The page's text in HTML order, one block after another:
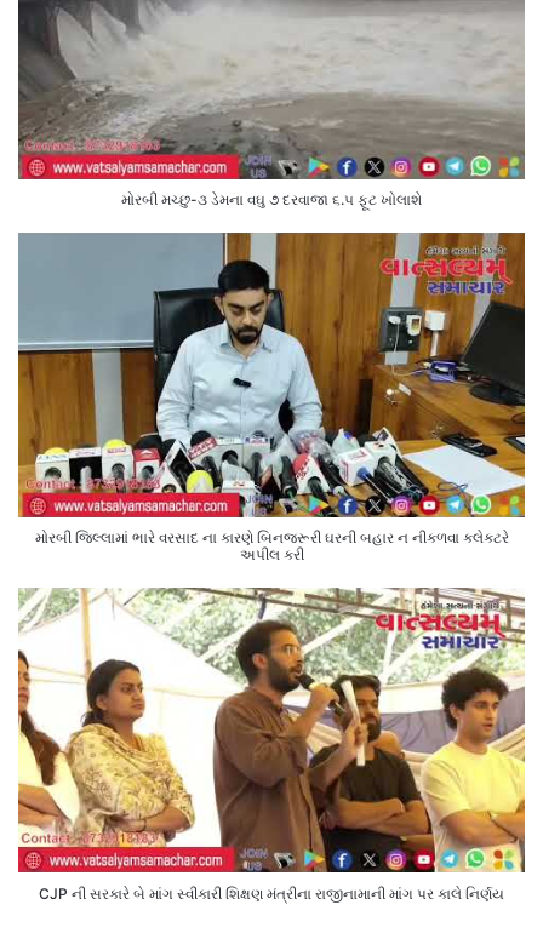
મોરબી મચ્છુ-૩ ડેમના વઘુ ૭ દરવાજા ૬.૫ ફૂટ ખોલાશે
મોરબી જિલ્લામાં ભારે વરસાદ ના કારણે બિનજરૂરી ઘરની બહાર ન નીકળવા કલેક્ટરે
અપીલ કરી
CJP ની સરકારે બે માંગ સ્વીકારી શિક્ષણ મંત્રીના રાજીનામાની માંગ પર કાલે નિર્ણય